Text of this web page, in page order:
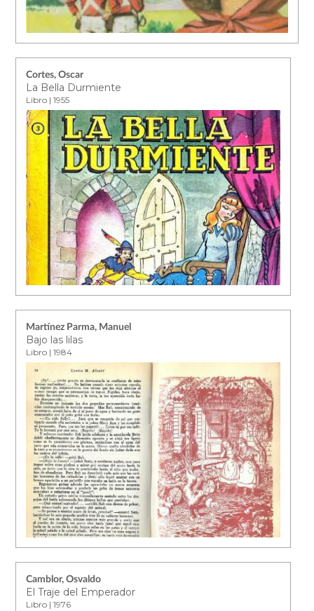
Cortes, Oscar
La Bella Durmiente
Libro | 1955
Martínez Parma, Manuel
Bajo las lilas
Libro | 1984
Camblor, Osvaldo
El Traje del Emperador
Libro | 1976